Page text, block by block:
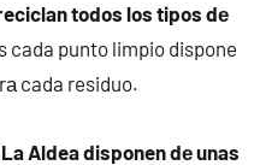
todos los tipos dе
cada punto limpio dispone
cada residuo.
Aldea disponen dе unas